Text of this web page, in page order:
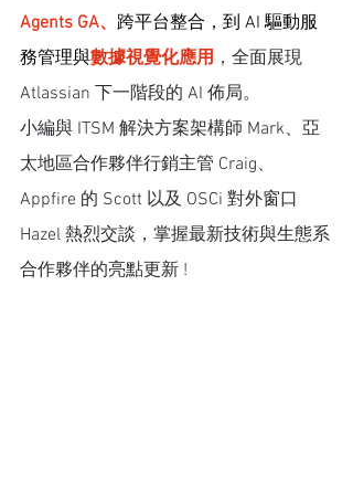
Agents GA、 跨平台整合，到 AI 驅動服
務管理與數據視覺化應用 ，全面展現
Atlassian 下一階段的 AI 佈局。
小編與 ITSM 解決方案架構師 Mark、亞
太地區合作夥伴行銷主管 Craig、
Appfire 的 Scott 以及 OSCi 對外窗口
Hazel 熱烈交談，掌握最新技術與生態系
合作夥伴的亮點更新 !